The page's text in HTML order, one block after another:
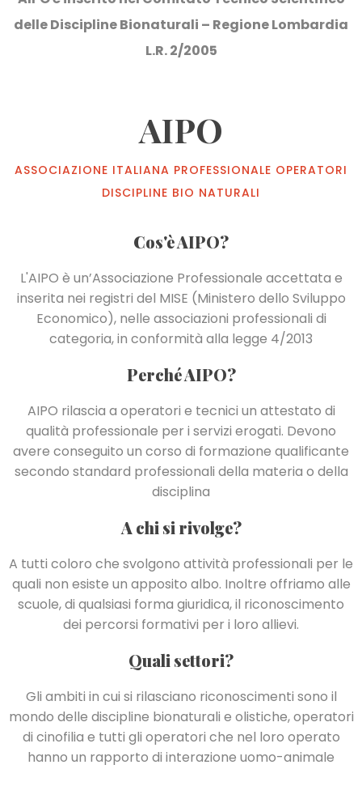
delle Discipline Bionaturali – Regione Lombardia
L.R. 2/2005
AIPO
ASSOCIAZIONE ITALIANA PROFESSIONALE OPERATORI
DISCIPLINE BIO NATURALI
Cos'è AIPO?
L'AIPO è un’Associazione Professionale accettata e
inserita nei registri del MISE (Ministero dello Sviluppo
Economico), nelle associazioni professionali di
categoria, in conformità alla legge 4/2013
Perché AIPO?
AIPO rilascia a operatori e tecnici un attestato di
qualità professionale per i servizi erogati. Devono
avere conseguito un corso di formazione qualificante
secondo standard professionali della materia o della
disciplina
A chi si rivolge?
A tutti coloro che svolgono attività professionali per le
quali non esiste un apposito albo. Inoltre offriamo alle
scuole, di qualsiasi forma giuridica, il riconoscimento
dei percorsi formativi per i loro allievi.
Quali settori?
Gli ambiti in cui si rilasciano riconoscimenti sono il
mondo delle discipline bionaturali e olistiche, operatori
di cinofilia e tutti gli operatori che nel loro operato
hanno un rapporto di interazione uomo-animale